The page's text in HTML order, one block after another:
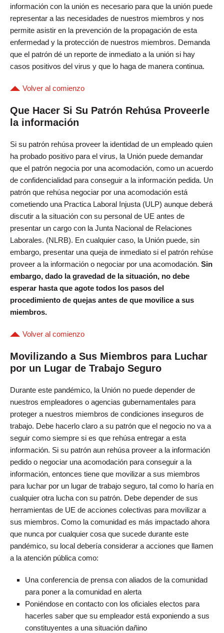
información con la unión es necesario para que la unión puede
representar a las necesidades de nuestros miembros y nos
permite asistir en la prevención de la propagación de esta
enfermedad y la protección de nuestros miembros. Demanda
que el patrón dé un reporte de inmediato a la unión si hay
casos positivos del virus y que lo haga de manera continua.
Volver al comienzo
Que Hacer Si Su Patrón Rehúsa Proveerle
la información
Si su patrón rehúsa proveer la identidad de un empleado quien
ha probado positivo para el virus, la Unión puede demandar
que el patrón negocia por una acomodación, como un acuerdo
de confidencialidad para conseguir a la información pedida. Un
patrón que rehúsa negociar por una acomodación está
cometiendo una Practica Laboral Injusta (ULP) aunque deberá
discutir a la situación con su personal de UE antes de
presentar un cargo con la Junta Nacional de Relaciones
Laborales. (NLRB). En cualquier caso, la Unión puede, sin
embargo, presentar una queja de inmediato si el patrón rehúse
proveer a la información o negociar por una acomodación. Sin
embargo, dado la gravedad de la situación, no debe
esperar hasta que agote todos los pasos del
procedimiento de quejas antes de que movilice a sus
miembros.
Volver al comienzo
Movilizando a Sus Miembros para Luchar
por un Lugar de Trabajo Seguro
Durante este pandémico, la Unión no puede depender de
nuestros empleadores o agencias gubernamentales para
proteger a nuestros miembros de condiciones inseguros de
trabajo. Debe hacerlo claro a su patrón que el negocio no va a
seguir como siempre si es que rehúsa entregar a esta
información. Si su patrón aun rehúsa proveer a la información
pedido o negociar una acomodación para conseguir a la
información, entonces tiene que movilizar a sus miembros
para luchar por un lugar de trabajo seguro, tal como lo haría en
cualquier otra lucha con su patrón. Debe depender de sus
herramientas de UE de acciones colectivas para movilizar a
sus miembros. Como la comunidad es más impactado ahora
que nunca por cualquier cosa que sucede durante este
pandémico, su local debería considerar a acciones que llamen
a la atención pública como:
Una conferencia de prensa con aliados de la comunidad
para poner a la comunidad en alerta
Poniéndose en contacto con los oficiales electos para
hacerles saber que su empleador está exponiendo a sus
constituyentes a una situación dañino